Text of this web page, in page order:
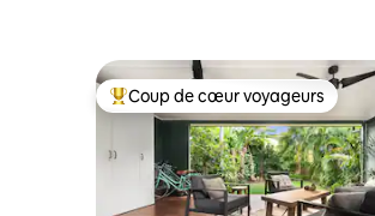
Coups de cœur voyageurs les
Coup de cœur voyageurs